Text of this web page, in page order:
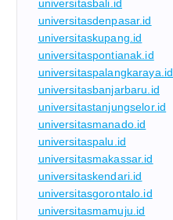
universitasbali.id
universitasdenpasar.id
universitaskupang.id
universitaspontianak.id
universitaspalangkaraya.id
universitasbanjarbaru.id
universitastanjungselor.id
universitasmanado.id
universitaspalu.id
universitasmakassar.id
universitaskendari.id
universitasgorontalo.id
universitasmamuju.id